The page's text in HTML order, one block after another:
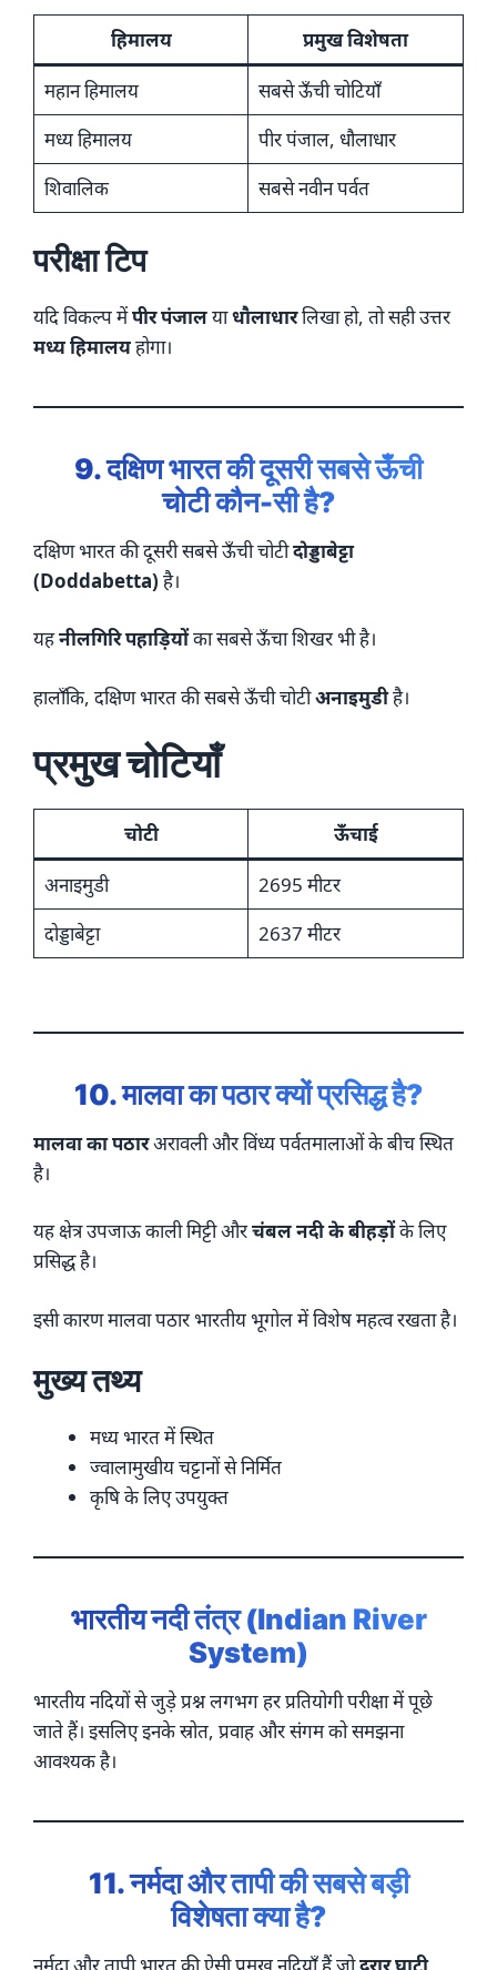
हिमालय
प्रमुख विशेषता
महान हिमालय
सबसे ऊँची चोटियाँ
मध्य हिमालय
पीर पंजाल, धौलाधार
शिवालिक
सबसे नवीन पर्वत
परीक्षा टिप
यदि विकल्प मेंपीर पंजालयाधौलाधारलिखा हो, तो सही उत्तर
मध्य हिमालयहोगा।
9. दक्षिण भारत की दूसरी सबसे ऊँची
चोटी कौन-सी है?
दक्षिण भारत की दूसरी सबसे ऊँची चोटीदोड्डाबेट्टा
(Doddabetta) है।
यहनीलगिरि पहाड़ियोंका सबसे ऊँचा शिखर भी है।
हालाँकि, दक्षिण भारत की सबसे ऊँची चोटीअनाइमुडीहै।
प्रमुख चोटियाँ
चोटी
ऊँचाई
अनाइमुडी
2695 मीटर
दोड्डाबेट्टा
2637 मीटर
10. मालवा का पठार क्यों प्रसिद्ध है?
मालवा का पठारअरावली और विंध्य पर्वतमालाओं के बीच स्थित
है।
यह क्षेत्र उपजाऊ काली मिट्टी औरचंबल नदी के बीहड़ोंके लिए
प्रसिद्ध है।
इसी कारण मालवा पठार भारतीय भूगोल में विशेष महत्व रखता है।
मुख्य तथ्य
मध्य भारत में स्थित
ज्वालामुखीय चट्टानों से निर्मित
कृषि के लिए उपयुक्त
भारतीय नदी तंत्र (Indian River
System)
भारतीय नदियों से जुड़े प्रश्न लगभग हर प्रतियोगी परीक्षा में पूछे
जाते हैं। इसलिए इनके स्रोत, प्रवाह और संगम को समझना
आवश्यक है।
11. नर्मदा और तापी की सबसे बड़ी
विशेषता क्या है?